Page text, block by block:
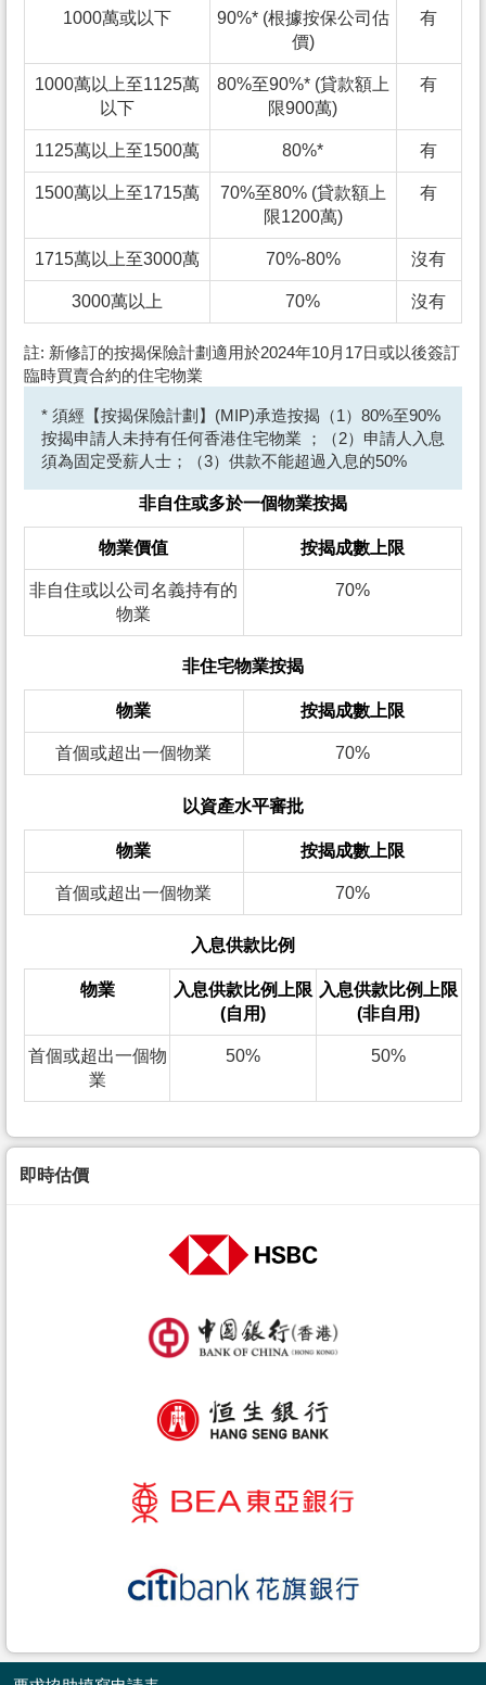
1000萬或以下
90%* (根據按保公司估
價)
有
1000萬以上至1125萬
以下
80%至90%* (貸款額上
限900萬)
有
1125萬以上至1500萬 80%* 有
1500萬以上至1715萬
70%至80% (貸款額上
限1200萬)
有
1715萬以上至3000萬 70%-80% 沒有
3000萬以上 70% 沒有
註: 新修訂的按揭保險計劃適用於2024年10月17日或以後簽訂
臨時買賣合約的住宅物業
* 須經【按揭保險計劃】(MIP)承造按揭（1）80%至90%
按揭申請人未持有任何香港住宅物業 ；（2）申請人入息
須為固定受薪人士；（3）供款不能超過入息的50%
非自住或多於一個物業按揭
物業價值 按揭成數上限
非自住或以公司名義持有的
物業
70%
非住宅物業按揭
物業 按揭成數上限
首個或超出一個物業 70%
以資產水平審批
物業 按揭成數上限
首個或超出一個物業 70%
入息供款比例
物業
入息供款比例上限
(自用)
入息供款比例上限
(非自用)
首個或超出一個物
業
50% 50%
即時估價